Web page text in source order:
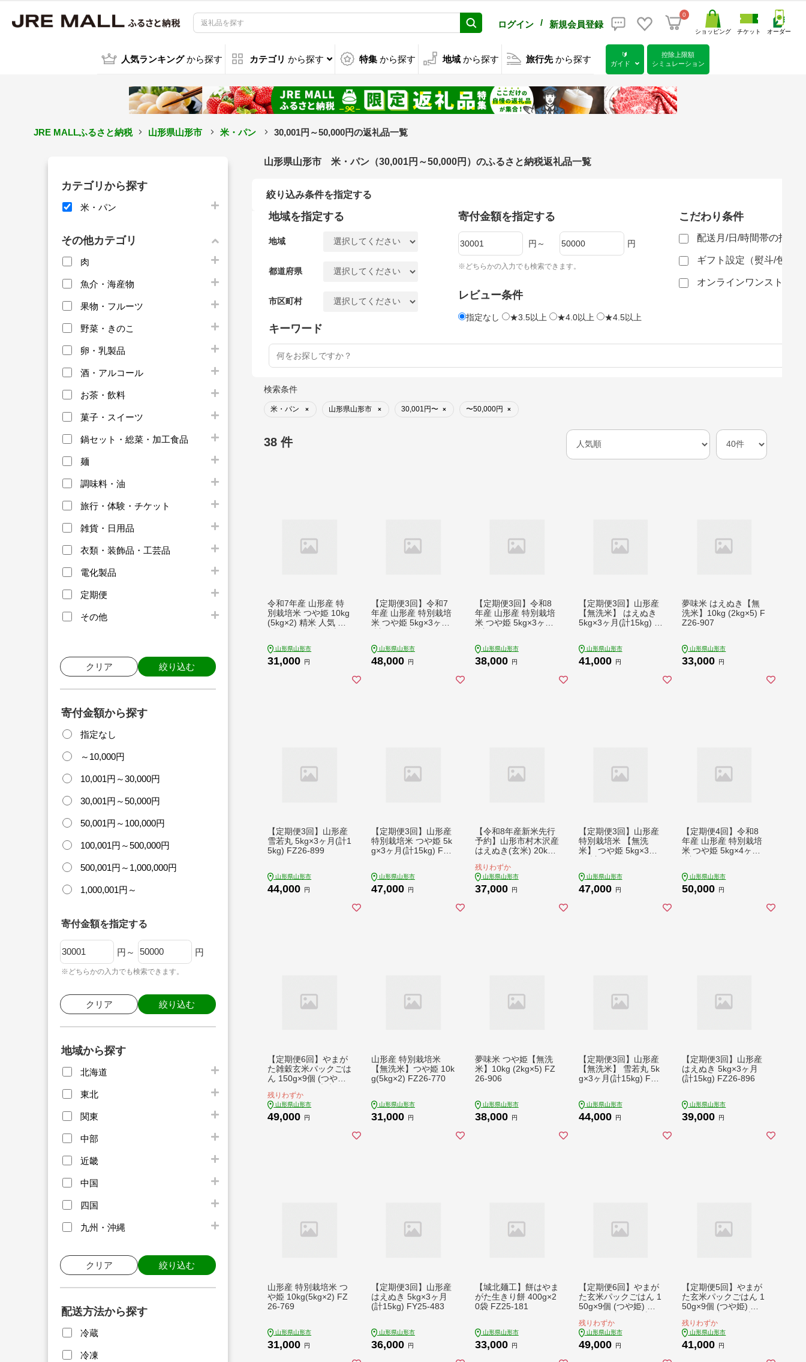
ログイン / 新規会員登録
0
ショッピング チケット オーダー
人気ランキング から探す カテゴリ から探す 特集 から探す 地域 から探す 旅行先 から探す
🔰
ガイド
控除上限額
シミュレーション
JRE MALLふるさと納税 山形県山形市 米・パン 30,001円～50,000円の返礼品一覧
カテゴリから探す
米・パン
その他カテゴリ
肉
魚介・海産物
果物・フルーツ
野菜・きのこ
卵・乳製品
酒・アルコール
お茶・飲料
菓子・スイーツ
鍋セット・総菜・加工食品
麺
調味料・油
旅行・体験・チケット
雑貨・日用品
衣類・装飾品・工芸品
電化製品
定期便
その他
クリア 絞り込む
寄付金額から探す
指定なし
～10,000円
10,001円～30,000円
30,001円～50,000円
50,001円～100,000円
100,001円～500,000円
500,001円～1,000,000円
1,000,001円～
寄付金額を指定する
円～ 円
※どちらかの入力でも検索できます。
クリア 絞り込む
地域から探す
北海道
東北
関東
中部
近畿
中国
四国
九州・沖縄
クリア 絞り込む
配送方法から探す
冷蔵
冷凍
山形県山形市 米・パン（30,001円～50,000円）のふるさと納税返礼品一覧
絞り込み条件を指定する
地域を指定する
地域
都道府県
市区町村
寄付金額を指定する
円～ 円
※どちらかの入力でも検索できます。
レビュー条件
指定なし ★3.5以上 ★4.0以上 ★4.5以上
こだわり条件
配送月/日/時間帯の指定
ギフト設定（熨斗/包装
オンラインワンストップ
キーワード
検索条件
米・パン × 山形県山形市 × 30,001円〜 × 〜50,000円 ×
38 件
令和7年産 山形産 特
別栽培米 つや姫 10kg
(5kg×2) 精米 人気 米
山形県山形市
31,000 円
【定期便3回】令和7
年産 山形産 特別栽培
米 つや姫 5kg×3ヶ月
たて 山形 FY25-486
山形県山形市
48,000 円
【定期便3回】令和8
年産 山形産 特別栽培
米 つや姫 5kg×3ヶ月
山形県山形市
38,000 円
【定期便3回】山形産
【無洗米】 はえぬき
5kg×3ヶ月(計15kg) F
山形県山形市
41,000 円
夢味米 はえぬき【無
洗米】10kg (2kg×5) F
Z26-907
山形県山形市
33,000 円
【定期便3回】山形産
雪若丸 5kg×3ヶ月(計1
5kg) FZ26-899
山形県山形市
44,000 円
【定期便3回】山形産
特別栽培米 つや姫 5k
g×3ヶ月(計15kg) FZ2
山形県山形市
47,000 円
【令和8年産新米先行
予約】山形市村木沢産
はえぬき(玄米) 20kg
残りわずか
山形県山形市
37,000 円
【定期便3回】山形産
特別栽培米 【無洗
米】 つや姫 5kg×3ヶ
山形県山形市
47,000 円
【定期便4回】令和8
年産 山形産 特別栽培
米 つや姫 5kg×4ヶ月
山形県山形市
50,000 円
【定期便6回】やまが
た雑穀玄米パックごは
ん 150g×9個 (つや
ち麦 3種ブレンド) ラ
ベルレス 訳あり 山形
パックライス 備蓄 保
残りわずか
山形県山形市
49,000 円
山形産 特別栽培米
【無洗米】つや姫 10k
g(5kg×2) FZ26-770
山形県山形市
31,000 円
夢味米 つや姫【無洗
米】10kg (2kg×5) FZ
26-906
山形県山形市
38,000 円
【定期便3回】山形産
【無洗米】 雪若丸 5k
g×3ヶ月(計15kg) FZ2
山形県山形市
44,000 円
【定期便3回】山形産
はえぬき 5kg×3ヶ月
(計15kg) FZ26-896
山形県山形市
39,000 円
山形産 特別栽培米 つ
や姫 10kg(5kg×2) FZ
26-769
山形県山形市
31,000 円
【定期便3回】山形産
はえぬき 5kg×3ヶ月
(計15kg) FY25-483
山形県山形市
36,000 円
【城北麺工】餅はやま
がた生きり餅 400g×2
0袋 FZ25-181
山形県山形市
33,000 円
【定期便6回】やまが
た玄米パックごはん 1
50g×9個 (つや姫) ラ
パックライス 備蓄 保
存 FZ25-164
残りわずか
山形県山形市
49,000 円
【定期便5回】やまが
た玄米パックごはん 1
50g×9個 (つや姫) ラ
パックライス 備蓄 保
存 FZ25-165
残りわずか
山形県山形市
41,000 円